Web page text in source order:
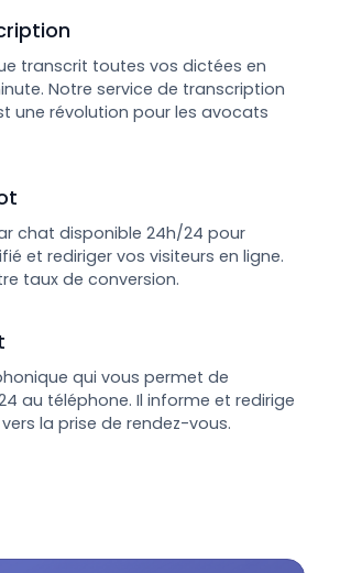
transcrit toutes vos dictées en
Notre service de transcription
une révolution pour les avocats
chat disponible 24h/24 pour
et rediriger vos visiteurs en ligne.
taux de conversion.
qui vous permet de
au téléphone. Il informe et redirige
la prise de rendez-vous.